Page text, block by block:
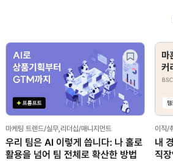
마케팅 트렌드/실무,일잘러의 업무스킬
"컷편집·자막 노가다 끝!" 코딩 없이
나만의 '캡컷 에이전트' 만들기 (ft.